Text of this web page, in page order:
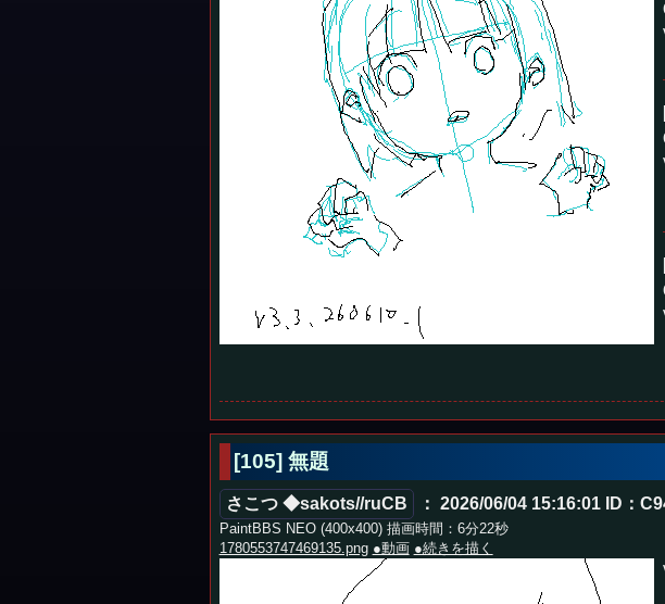
[105] 無題
さこつ ◆sakots//ruCB ： 2026/06/04 15:16:01 ID：
PaintBBS NEO (400x400) 描画時間：6分22秒
1780553747469135.png ●動画 ●続きを描く